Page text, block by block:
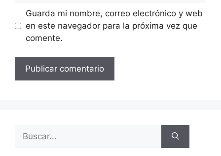
Guarda mi nombre, correo electrónico y web
en este navegador para la próxima vez que
comente.